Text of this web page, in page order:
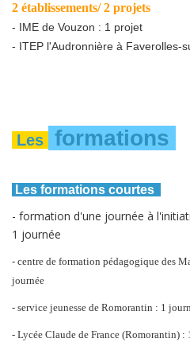
2 établissements/ 2 projets
- IME de Vouzon : 1 projet
- ITEP l'Audronnière à Faverolles-
Les formations
Les formations courtes
- formation d'une journée à
1 journée
- centre de formation pédagogique des
journée
- service jeunesse de Romorantin : 1
- Lycée Claude de France (Romorantin) :